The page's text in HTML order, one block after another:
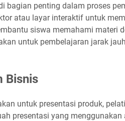
bagian penting dalam proses
atau layar interaktif untuk
siswa memahami materi
untuk pembelajaran jarak
Bisnis
untuk presentasi produk,
presentasi yang menggunakan